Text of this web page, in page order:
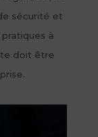
sécurité et
à
doit être